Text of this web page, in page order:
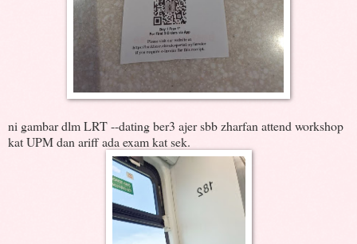
ni gambar dlm LRT --dating ber3 ajer sbb zharfan attend workshop
kat UPM dan ariff ada exam kat sek.